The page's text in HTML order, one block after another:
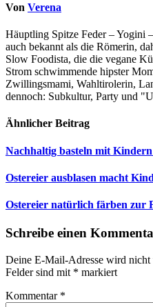
Von Verena
Häuptling Spitze Feder – Yogini
auch bekannt als die Römerin,
Slow Foodista, die die vegane
Strom schwimmende hipster
Zwillingsmami, Wahltirolerin,
dennoch: Subkultur, Party und
Ähnlicher Beitrag
Nachhaltig basteln mit
Ostereier ausblasen macht
Ostereier natürlich färben zur
Schreibe einen
Deine E-Mail-Adresse wird
Felder sind mit * markiert
Kommentar *